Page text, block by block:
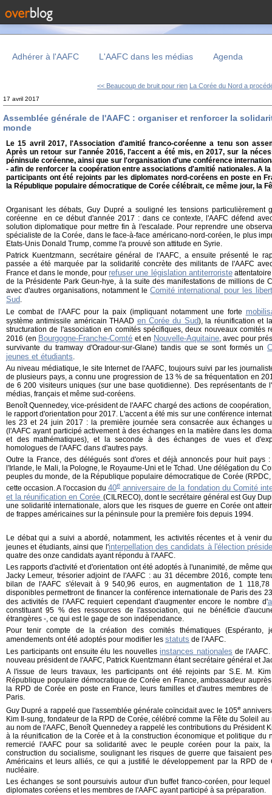
Adhérer à l'AAFC L'AAFC dans les médias Agenda
<< Beaucoup de bruit pour rien La Corée du Nord a
17 avril 2017
Assemblée générale de l'AAFC : organiser et renforcer la
monde
Le 15 avril 2017, l'Association d'amitié franco-coréenne a tenu son
Après un retour sur l'année 2016, l'accent a été mis, en 2017, sur la
péninsule coréenne, ainsi que sur l'organisation d'une conférence
- afin de renforcer la coopération entre associations d'amitié nationales. A
participants ont été rejoints par les diplomates nord-coréens en poste en
la République populaire démocratique de Corée célébrait, ce même jour, la
Organisant les débats, Guy Dupré a souligné les tensions particulièrement
coréenne en ce début d'année 2017 : dans ce contexte, l'AAFC défend
solution diplomatique pour mettre fin à l'escalade. Pour reprendre une
spécialiste de la Corée, dans le face-à-face américano-nord-coréen, le plus
Etats-Unis Donald Trump, comme l'a prouvé son attitude en Syrie.
Patrick Kuentzmann, secrétaire général de l'AAFC, a ensuite présenté le
passée a été marquée par la solidarité concrète des militants de l'AAFC
France et dans le monde, pour refuser une législation antiterroristeattentatoire
de la Présidente Park Geun-hye, à la suite des manifestations de millions de
avec d'autres organisations, notamment leComité international pour les
Sud.
Le combat de l'AAFC pour la paix (impliquant notamment une forte
système antimissile américain THAAD en Corée du Sud), la réunification et
structuration de l'association en comités spécifiques, deux nouveaux comités
2016 (en Bourgogne-Franche-Comté et en Nouvelle-Aquitaine, avec pour
survivante du tramway d'Oradour-sur-Glane) tandis que se sont formés un
jeunes et étudiants.
Au niveau médiatique, le site Internet de l'AAFC, toujours suivi par les
de plusieurs pays, a connu une progression de 13 % de sa fréquentation en
de 6 200 visiteurs uniques (sur une base quotidienne). Des représentants de
médias, français et même sud-coréens.
Benoît Quennedey, vice-président de l'AAFC chargé des actions de
le rapport d'orientation pour 2017. L'accent a été mis sur une conférence
les 23 et 24 juin 2017 : la première journée sera consacrée aux échanges
(l'AAFC ayant participé activement à des échanges en la matière dans les
et des mathématiques), et la seconde à des échanges de vues et
homologues de l'AAFC dans d'autres pays.
Outre la France, des délégués sont d'ores et déjà annoncés pour huit pays
l'Irlande, le Mali, la Pologne, le Royaume-Uni et le Tchad. Une délégation du
peuples du monde, de la République populaire démocratique de Corée
cette occasion. A l'occasion du 40eanniversaire de la fondation du Comité
et la réunification en Corée (CILRECO), dont le secrétaire général est Guy
une solidarité internationale, alors que les risques de guerre en Corée ont
de frappes américaines sur la péninsule pour la première fois depuis 1994.
Le débat qui a suivi a abordé, notamment, les activités récentes et à venir
jeunes et étudiants, ainsi que l'interpellation des candidats à l'élection
quatre des onze candidats ayant répondu à l'AAFC.
Les rapports d'activité et d'orientation ont été adoptés à l'unanimité, de même
Jacky Lemeur, trésorier adjoint de l'AAFC : au 31 décembre 2016, compte
bilan de l'AAFC s'élevait à 9 540,96 euros, en augmentation de 1
disponibles permettront de financer la conférence internationale de Paris des
des activités de l'AAFC requiert cependant d'augmenter encore le nombre d'
constituant 95 % des ressources de l'association, qui ne bénéficie
étrangères -, ce qui est le gage de son indépendance.
Pour tenir compte de la création des comités thématiques (Espéranto,
amendements ont été adoptés pour modifier les statuts de l'AAFC.
Les participants ont ensuite élu les nouvelles instances nationales de
nouveau président de l'AAFC, Patrick Kuentzmann étant secrétaire général et
A l'issue de leurs travaux, les participants ont été rejoints par S.E. M.
République populaire démocratique de Corée en France, ambassadeur
la RPD de Corée en poste en France, leurs familles et d'autres membres de
Paris.
Guy Dupré a rappelé que l'assemblée générale coïncidait avec le 105e
Kim Il-sung, fondateur de la RPD de Corée, célébré comme la Fête du Soleil
au nom de l'AAFC, Benoît Quennedey a rappelé les contributions du Président
à la réunification de la Corée et à la construction économique et politique du
remercié l'AAFC pour sa solidarité avec le peuple coréen pour la paix,
construction du socialisme, soulignant les risques de guerre que faisaient
Américains et leurs alliés, ce qui a justifié le développement par la RPD de
nucléaire.
Les échanges se sont poursuivis autour d'un buffet franco-coréen, pour
diplomates coréens et les membres de l'AAFC ayant participé à sa préparation.